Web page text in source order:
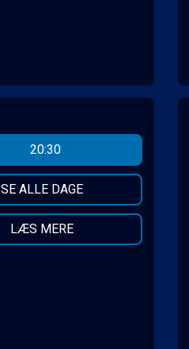
20:30
SE ALLE DAGE
LÆS MERE